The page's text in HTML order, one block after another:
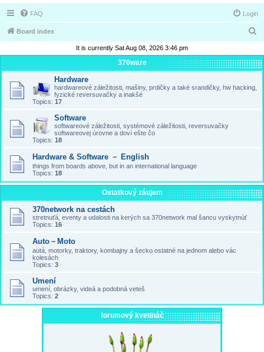
FAQ Login
Board index
a
r
It is currently Sat Aug 08, 2026 3:46 pm
370ware
Hardware
hardwareové záležitosti, mašiny, prdičky a také srandičky, hw hacking,
fyzické reversuvačky a inakšé
Topics: 17
Software
softwareové záležitosti, systémové záležitosti, reversuvačky
softwareovej úrovne a doví ešte čo
Topics: 18
Hardware & Software － English
things from boards above, but in an international language
Topics: 18
Ostatkový záujem
370network na cestách
stretnuťá, eventy a udalosti na kerých sa 370network mal šancu vyskytnúť
Topics: 16
Auto－Moto
autá, motorky, traktory, kombajny a šecko ostatné na jednom alebo vác
kolesách
Topics: 3
Umení
umení, obrázky, videá a podobná veteš
Topics: 2
forumový kvetináč